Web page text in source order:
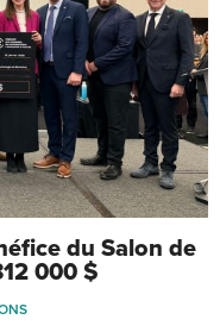
du Salon de
000 $